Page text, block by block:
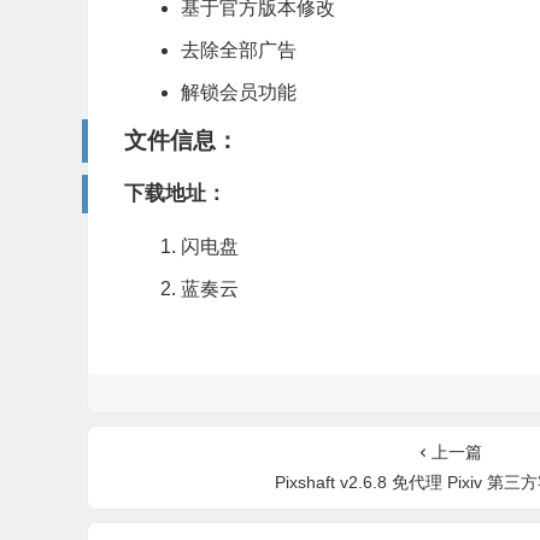
基于官方版本修改
去除全部广告
解锁会员功能
文件信息：
下载地址：
闪电盘
蓝奏云
上一篇
Pixshaft v2.6.8 免代理 Pixiv 第三